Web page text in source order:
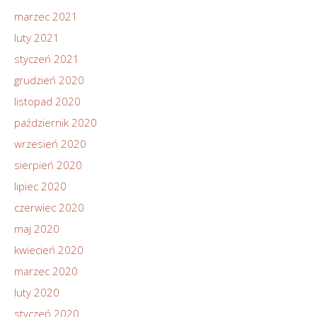
marzec 2021
luty 2021
styczeń 2021
grudzień 2020
listopad 2020
październik 2020
wrzesień 2020
sierpień 2020
lipiec 2020
czerwiec 2020
maj 2020
kwiecień 2020
marzec 2020
luty 2020
styczeń 2020